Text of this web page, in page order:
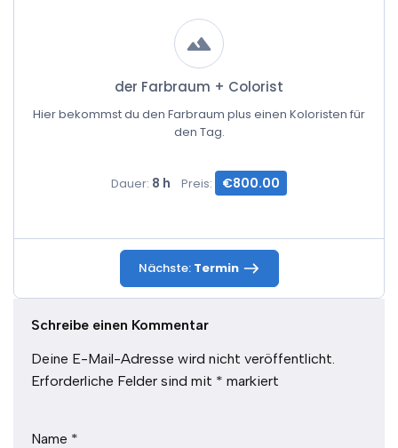
der Farbraum + Colorist
Hier bekommst du den Farbraum plus einen Koloristen für
den Tag.
Dauer: 8 h Preis: €800.00
Nächste: Termin
Schreibe einen Kommentar
Deine E-Mail-Adresse wird nicht veröffentlicht.
Erforderliche Felder sind mit * markiert
Name *